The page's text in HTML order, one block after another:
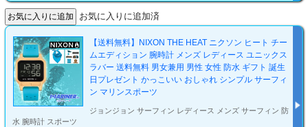
お気に入りに追加済
【送料無料】NIXON THE HEAT ニクソン ヒート チー
ムエディション 腕時計 メンズ レディース ユニックス
ラバー 送料無料 男女兼用 男性 女性 防水 ギフト 誕生
日プレゼント かっこいい おしゃれ シンプル サーフィ
ン マリンスポーツ
ジョンジョン サーフィン レディース メンズ サーフィン 防
水 腕時計 スポーツ